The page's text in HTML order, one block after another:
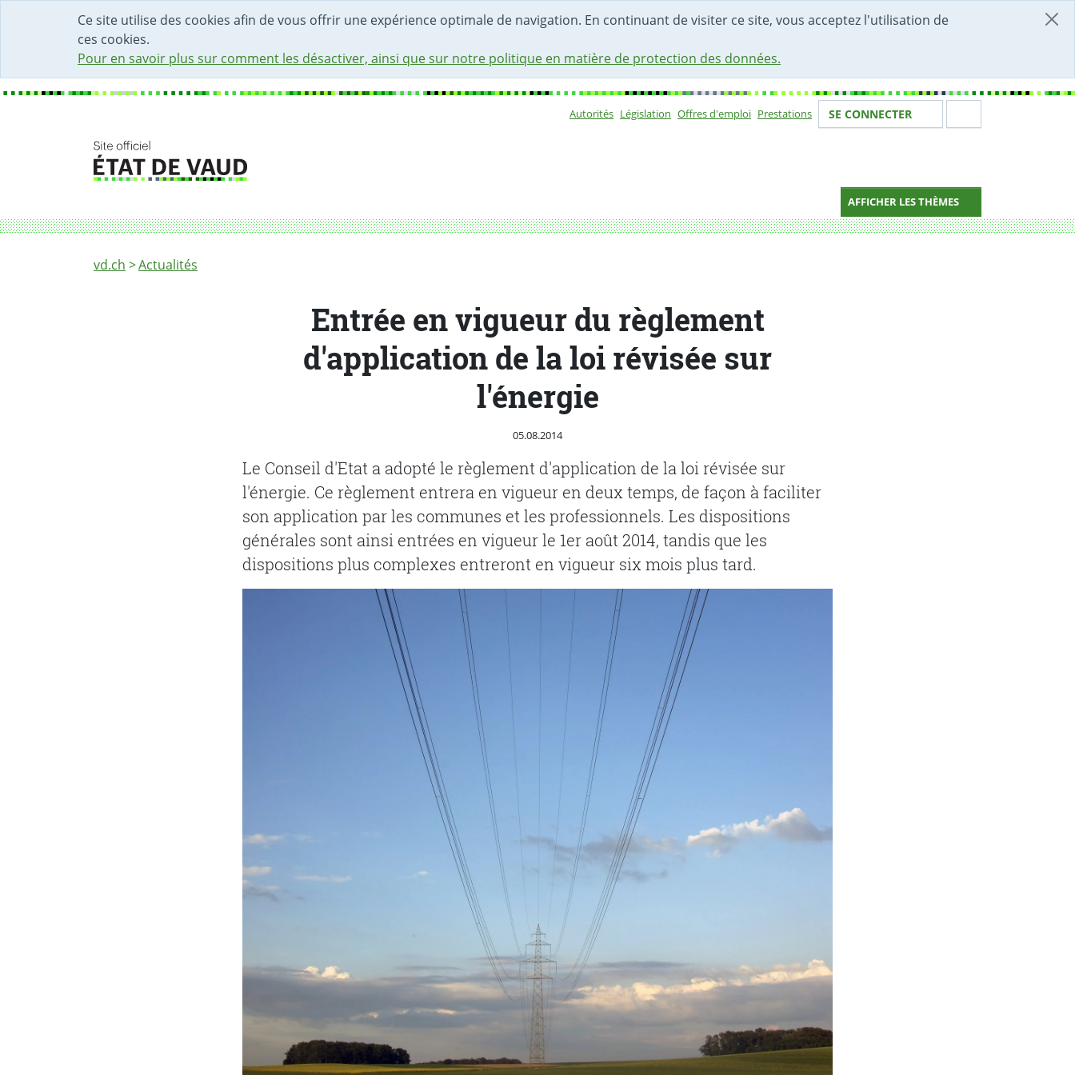
Ce site utilise des cookies afin de vous offrir une expérience optimale de navigation. En continuant de visiter ce site, vous acceptez l'utilisation de
ces cookies.
Pour en savoir plus sur comment les désactiver, ainsi que sur notre politique en matière de protection des données.
DÉBUT DU CONTENU DE LA PAGE
ACCÈS AU CHAMP DE RECHERCHE
PAGE D'ACCUEIL
FORMULAIRE DE CONTACT
Autorités Législation Offres d'emploi Prestations Votre identité
SE CONNECTER
AFFICHER LES THÈMES
Fil d'Ariane
vd.ch Actualités
Entrée en vigueur du règlement d'application de la loi révisée sur l'énergie
Entrée en vigueur du règlement
d'application de la loi révisée sur
l'énergie
Publié le
05.08.2014
Le Conseil d'Etat a adopté le règlement d'application de la loi révisée sur
l'énergie. Ce règlement entrera en vigueur en deux temps, de façon à faciliter
son application par les communes et les professionnels. Les dispositions
générales sont ainsi entrées en vigueur le 1er août 2014, tandis que les
dispositions plus complexes entreront en vigueur six mois plus tard.